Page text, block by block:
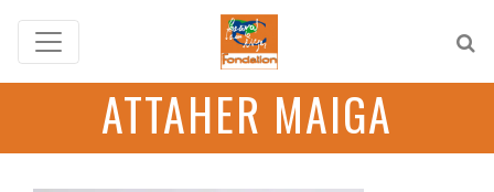
ATTAHER MAIGA